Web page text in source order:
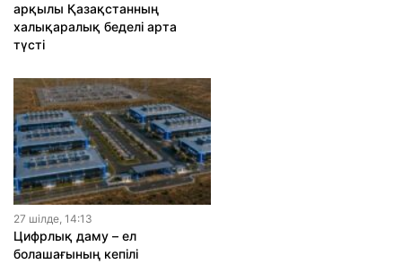
арқылы Қазақстанның
халықаралық беделі арта
түсті
27 шiлде, 14:13
Цифрлық даму – ел
болашағының кепілі